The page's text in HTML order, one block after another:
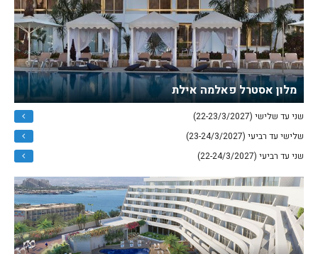
מלון אסטרל פאלמה אילת
שני עד שלישי (22-23/3/2027)
שלישי עד רביעי (23-24/3/2027)
שני עד רביעי (22-24/3/2027)